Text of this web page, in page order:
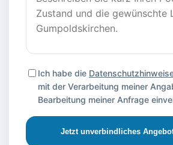
Ich habe die
mit der Verarbeitung meiner
Bearbeitung meiner Anfrage
Jetzt unverbindliches